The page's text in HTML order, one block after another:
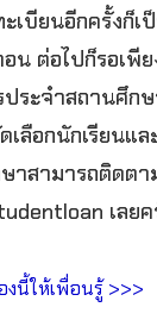
เบียนอีกครั้งก็เ
น ต่อไปก็รอเพี
ระจำสถานศึก
ลือกนักเรียนแ
าสามารถติดต
เลย
งนี้ให้เพื่อนรู้ >>>